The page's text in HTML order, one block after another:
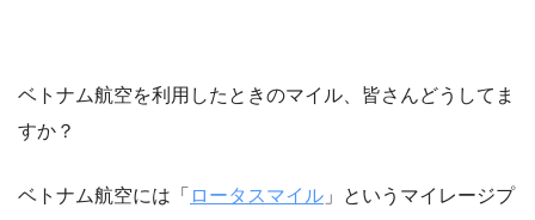
ベトナム航空を利用したときのマイル、皆さんどうしてま
すか？
ベトナム航空には「 ロータスマイル 」というマイレージプ